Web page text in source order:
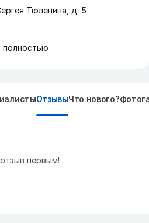
Тюленина, д. 5
полностью
ОтзывыЧто нового?
первым!